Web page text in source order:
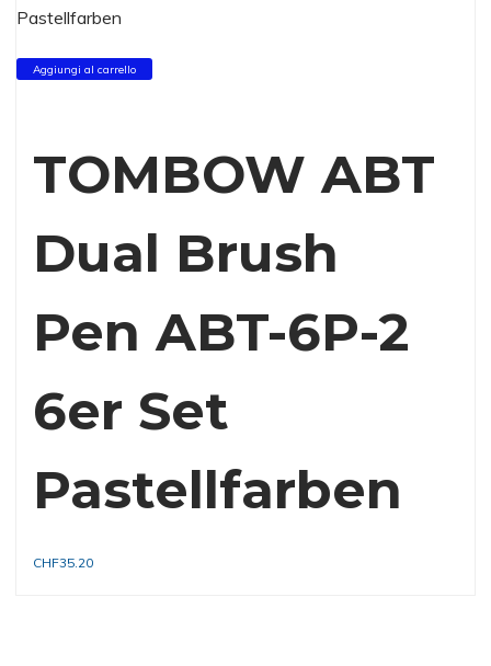
Aggiungi al carrello
TOMBOW ABT
Dual Brush
Pen ABT-6P-2
6er Set
Pastellfarben
CHF35.20